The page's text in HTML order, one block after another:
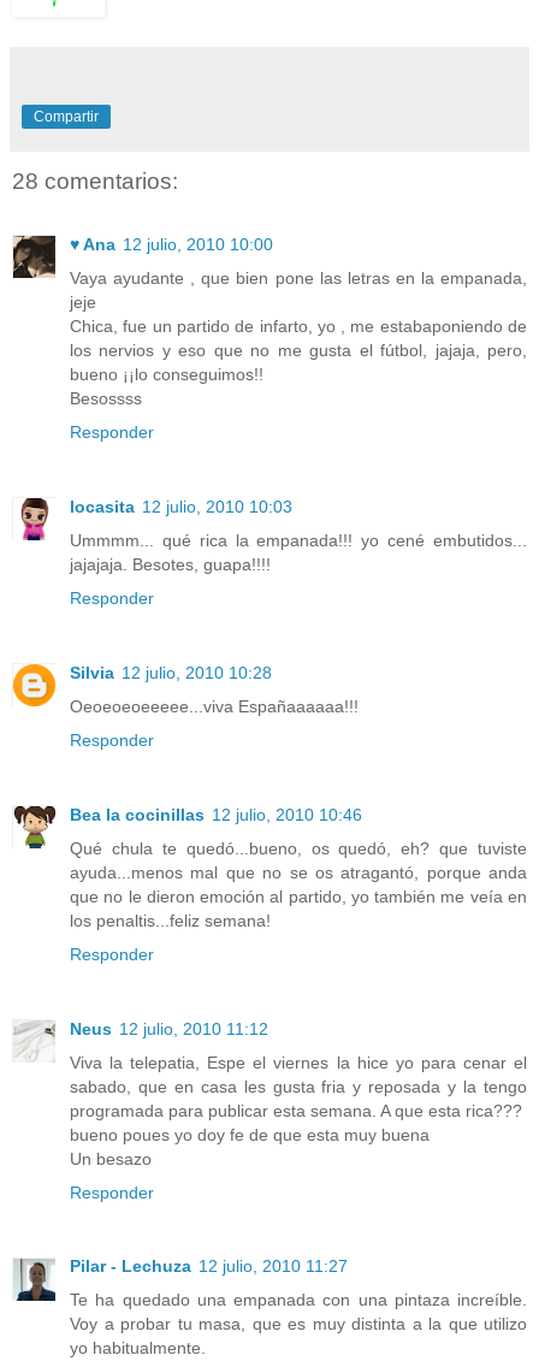
Compartir
28 comentarios:
♥ Ana 12 julio, 2010 10:00
Vaya ayudante , que bien pone las letras en la empanada,
jeje
Chica, fue un partido de infarto, yo , me estabaponiendo de
los nervios y eso que no me gusta el fútbol, jajaja, pero,
bueno ¡¡lo conseguimos!!
Besossss
Responder
locasita 12 julio, 2010 10:03
Ummmm... qué rica la empanada!!! yo cené embutidos...
jajajaja. Besotes, guapa!!!!
Responder
Silvia 12 julio, 2010 10:28
Oeoeoeoeeeee...viva Españaaaaaa!!!
Responder
Bea la cocinillas 12 julio, 2010 10:46
Qué chula te quedó...bueno, os quedó, eh? que tuviste
ayuda...menos mal que no se os atragantó, porque anda
que no le dieron emoción al partido, yo también me veía en
los penaltis...feliz semana!
Responder
Neus 12 julio, 2010 11:12
Viva la telepatia, Espe el viernes la hice yo para cenar el
sabado, que en casa les gusta fria y reposada y la tengo
programada para publicar esta semana. A que esta rica???
bueno poues yo doy fe de que esta muy buena
Un besazo
Responder
Pilar - Lechuza 12 julio, 2010 11:27
Te ha quedado una empanada con una pintaza increíble.
Voy a probar tu masa, que es muy distinta a la que utilizo
yo habitualmente.